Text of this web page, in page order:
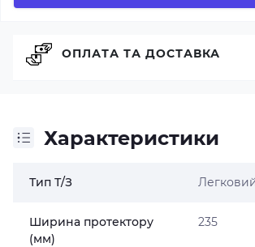
Характеристики
Тип Т/З
Ширина протектору
(мм)
235
ОПЛАТА ТА ДОСТАВКА